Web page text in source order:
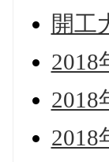
開工
2018
2018
2018